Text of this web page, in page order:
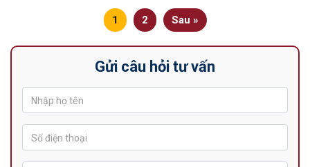
1 2 Sau »
Gửi câu hỏi tư vấn